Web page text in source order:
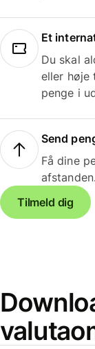
Et
Du skal
eller høje
penge i
Send
Få dine
afstanden.
Tilmeld dig